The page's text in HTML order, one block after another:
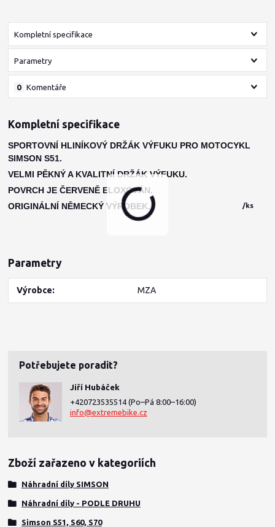
/ks
Kompletní specifikace
Parametry
Komentáře
0
Kompletní specifikace
SPORTOVNÍ HLINÍKOVÝ DRŽÁK VÝFUKU PRO MOTOCYKL
SIMSON S51.
VELMI PĚKNÝ A KVALITNÍ DRŽÁK VÝFUKU.
POVRCH JE ČERVENĚ ELOXOVÁN.
ORIGINÁLNÍ NĚMECKÝ VÝROBEK.
Parametry
Výrobce MZA
Potřebujete poradit?
Jiří Hubáček
+420723535514 (Po–Pá 8:00–16:00)
info@extremebike.cz
Zboží zařazeno v kategoriích
Náhradní díly SIMSON
Náhradní díly - PODLE DRUHU
Simson S51, S60, S70